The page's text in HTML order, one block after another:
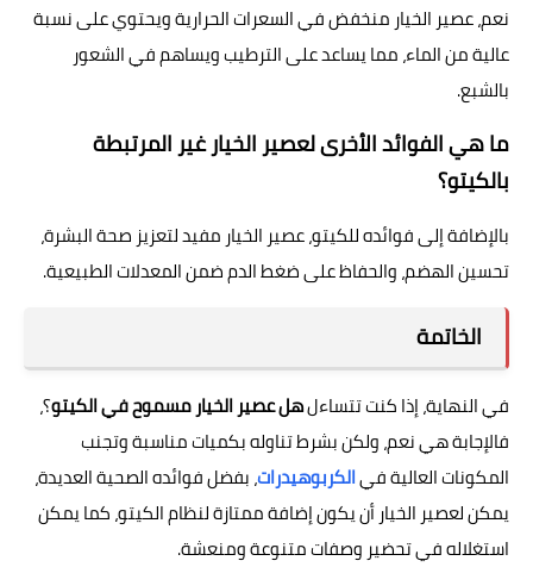
نعم، عصير الخيار منخفض في السعرات الحرارية ويحتوي على نسبة
عالية من الماء، مما يساعد على الترطيب ويساهم في الشعور
بالشبع.
ما هي الفوائد الأخرى لعصير الخيار غير المرتبطة
بالكيتو؟
بالإضافة إلى فوائده للكيتو، عصير الخيار مفيد لتعزيز صحة البشرة،
تحسين الهضم، والحفاظ على ضغط الدم ضمن المعدلات الطبيعية.
الخاتمة
في النهاية، إذا كنت تتساءلهل عصير الخيار مسموح في الكيتو؟،
فالإجابة هي نعم، ولكن بشرط تناوله بكميات مناسبة وتجنب
المكونات العالية فيالكربوهيدرات، بفضل فوائده الصحية العديدة،
يمكن لعصير الخيار أن يكون إضافة ممتازة لنظام الكيتو، كما يمكن
استغلاله في تحضير وصفات متنوعة ومنعشة.